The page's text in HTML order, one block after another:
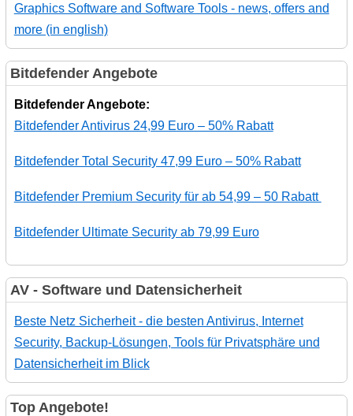
Graphics Software and Software Tools - news, offers and
more (in english)
Bitdefender Angebote
Bitdefender Angebote:
Bitdefender Antivirus 24,99 Euro – 50% Rabatt
Bitdefender Total Security 47,99 Euro – 50% Rabatt
Bitdefender Premium Security für ab 54,99 – 50 Rabatt
Bitdefender Ultimate Security ab 79,99 Euro
AV - Software und Datensicherheit
Beste Netz Sicherheit - die besten Antivirus, Internet
Security, Backup-Lösungen, Tools für Privatsphäre und
Datensicherheit im Blick
Top Angebote!